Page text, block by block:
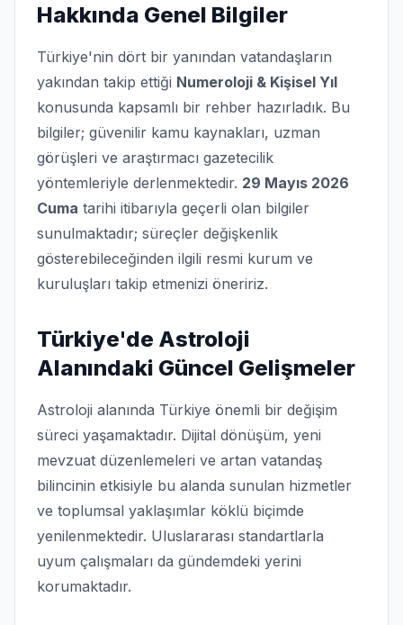
Hakkında Genel Bilgiler
Türkiye'nin dört bir yanından vatandaşların
yakından takip ettiği Numeroloji & Kişisel Yıl
konusunda kapsamlı bir rehber hazırladık. Bu
bilgiler; güvenilir kamu kaynakları, uzman
görüşleri ve araştırmacı gazetecilik
yöntemleriyle derlenmektedir. 29 Mayıs 2026
Cuma tarihi itibarıyla geçerli olan bilgiler
sunulmaktadır; süreçler değişkenlik
gösterebileceğinden ilgili resmi kurum ve
kuruluşları takip etmenizi öneririz.
Türkiye'de Astroloji
Alanındaki Güncel Gelişmeler
Astroloji alanında Türkiye önemli bir değişim
süreci yaşamaktadır. Dijital dönüşüm, yeni
mevzuat düzenlemeleri ve artan vatandaş
bilincinin etkisiyle bu alanda sunulan hizmetler
ve toplumsal yaklaşımlar köklü biçimde
yenilenmektedir. Uluslararası standartlarla
uyum çalışmaları da gündemdeki yerini
korumaktadır.